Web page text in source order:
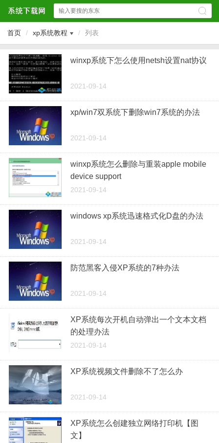
首页 / xp系统教程 / 列表
winxp系统下怎么使用netsh设置nat协议
2021-09-14
xp/win7双系统下删除win7系统的办法
2021-09-14
winxp系统怎么删除与重装apple mobile
device support
2021-09-14
windows xp系统迅速格式化D盘的办法
2021-09-14
防范黑客入侵XP系统的7种办法
2021-09-14
XP系统每次开机自动弹出一个文本文档
的处理办法
2021-09-14
XP系统视频文件删除不了怎么办
2021-09-14
XP系统怎么创建独立网络打印机【图
文】